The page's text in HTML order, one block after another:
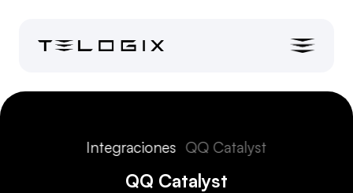
Integraciones QQ Catalyst
QQ Catalyst